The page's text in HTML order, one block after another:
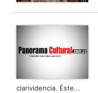
clarividencia. Éste...